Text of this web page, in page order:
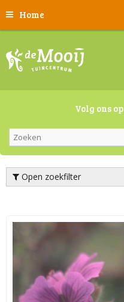
Home
Volg ons op
Open zoekfilter